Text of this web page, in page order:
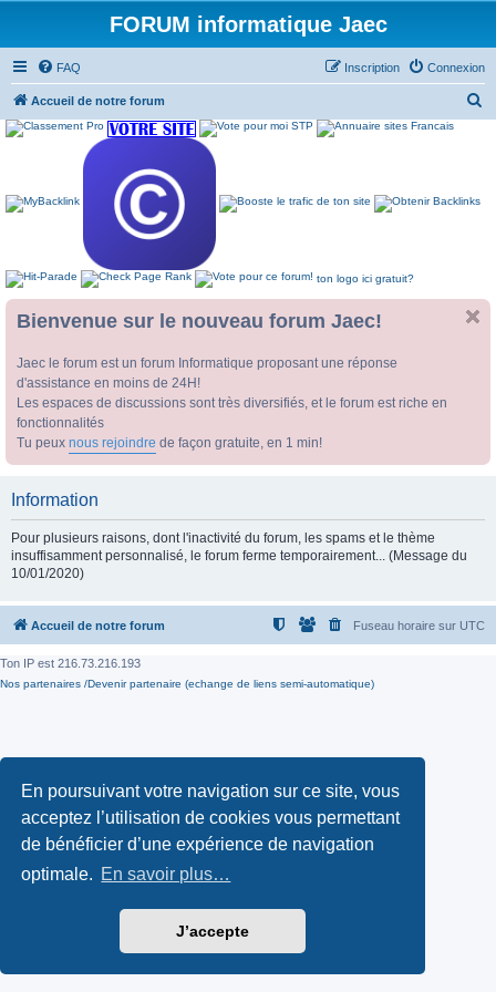
En poursuivant votre navigation sur ce site, vous
acceptez l’utilisation de cookies vous permettant
de bénéficier d’une expérience de navigation
optimale. En savoir plus…
J’accepte
FORUM informatique Jaec
FAQ Connexion
Inscription
Accueil de notre forum
ton logo ici gratuit?
Bienvenue sur le nouveau forum Jaec!
Jaec le forum est un forum Informatique proposant une réponse
d'assistance en moins de 24H!
Les espaces de discussions sont très diversifiés, et le forum est riche en
fonctionnalités
Tu peux nous rejoindre de façon gratuite, en 1 min!
Information
Pour plusieurs raisons, dont l'inactivité du forum, les spams et le thème
insuffisamment personnalisé, le forum ferme temporairement... (Message du
10/01/2020)
Accueil de notre forum Fuseau horaire sur UTC
Ton IP est 216.73.216.193
Nos partenaires /Devenir partenaire (echange de liens semi-automatique)